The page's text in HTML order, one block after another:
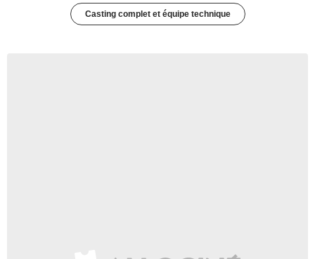
Casting complet et équipe technique